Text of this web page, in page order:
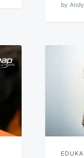
by